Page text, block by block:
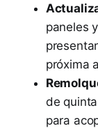
paneles
próxima
de
para